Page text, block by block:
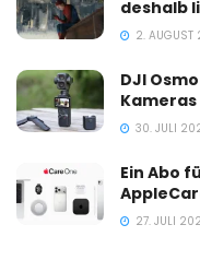
deshalb
2.
DJI
30. JULI
Ein Abo
27. JULI